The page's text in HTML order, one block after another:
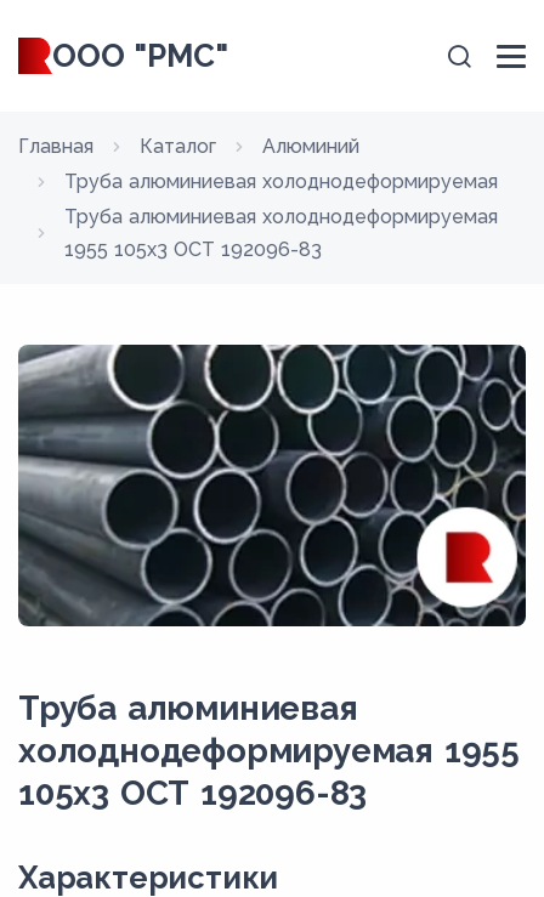
ООО "РМС"
Главная Каталог
Алюминий
Труба алюминиевая холоднодеформируемая
Труба алюминиевая холоднодеформируемая
1955 105x3 ОСТ 192096-83
Труба алюминиевая
холоднодеформируемая 1955
105x3 ОСТ 192096-83
Xарактеристики